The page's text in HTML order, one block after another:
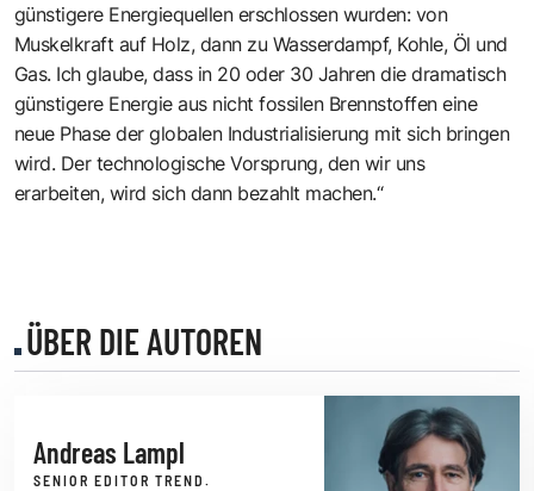
günstigere Energiequellen erschlossen wurden: von
Muskelkraft auf Holz, dann zu Wasserdampf, Kohle, Öl und
Gas. Ich glaube, dass in 20 oder 30 Jahren die dramatisch
günstigere Energie aus nicht fossilen Brennstoffen eine
neue Phase der globalen Industrialisierung mit sich bringen
wird. Der technologische Vorsprung, den wir uns
erarbeiten, wird sich dann bezahlt machen.“
ÜBER DIE AUTOREN
Andreas Lampl
SENIOR EDITOR TREND.